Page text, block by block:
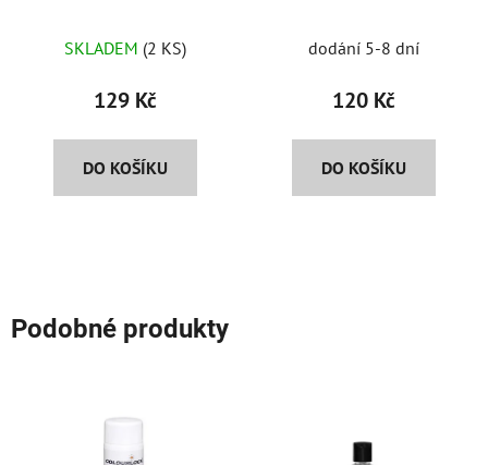
SKLADEM (2 KS)
129 Kč
DO KOŠÍKU
dodání 5-8 dní
120 Kč
DO KOŠÍKU
Podobné produkty